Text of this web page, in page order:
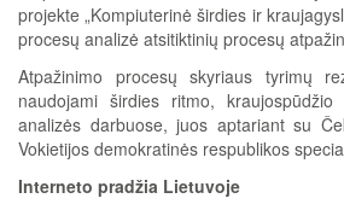
projekte „Kompiuterinė širdies ir
procesų analizė atsitiktinių procesų
Atpažinimo procesų skyriaus tyrimų
naudojami širdies ritmo,
analizės darbuose, juos aptariant su
Vokietijos demokratinės respublikos
Interneto pradžia Lietuvoje